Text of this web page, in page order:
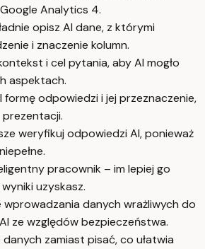
Analytics 4.
opisz AI dane, z którymi
i znaczenie kolumn.
i cel pytania, aby AI mogło
aspektach.
formę odpowiedzi i jej przeznaczenie,
weryfikuj odpowiedzi AI, ponieważ
pracownik – im lepiej go
uzyskasz.
wprowadzania danych wrażliwych do
ze względów bezpieczeństwa.
zamiast pisać, co ułatwia